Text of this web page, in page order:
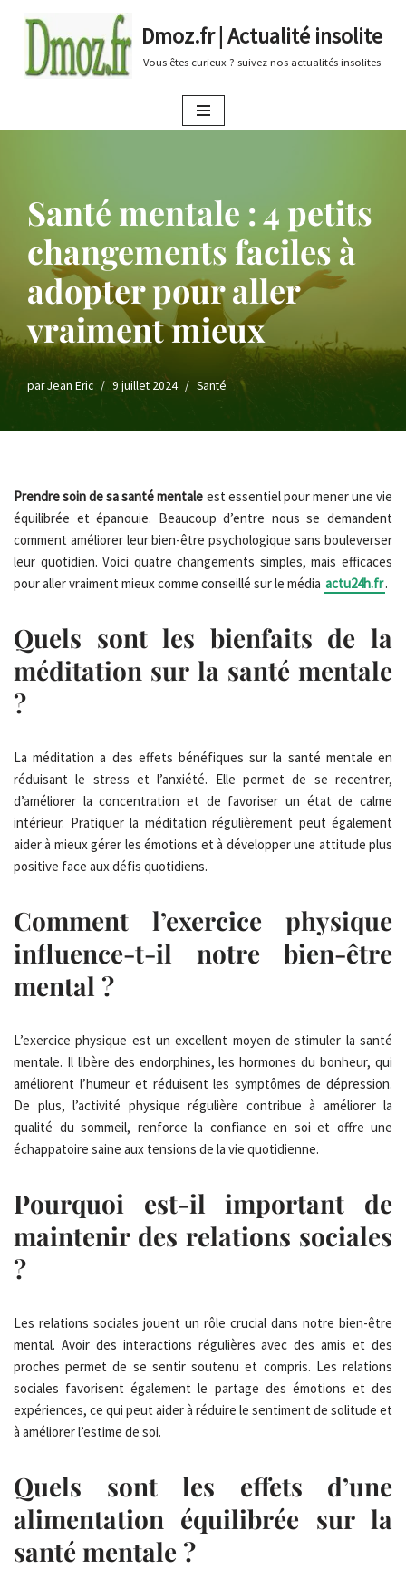
au
Dmoz.fr | Actualité insolite
Vous êtes curieux ? suivez nos actualités insolites
Santé mentale : 4 petits
changements faciles à
adopter pour aller
vraiment mieux
parJean Eric 9 juillet 2024 Santé
Prendre soin de sa santé mentale est essentiel pour mener une vie
équilibrée et épanouie. Beaucoup d’entre nous se demandent
comment améliorer leur bien-être psychologique sans bouleverser
leur quotidien. Voici quatre changements simples, mais efficaces
pour aller vraiment mieux comme conseillé sur le média actu24h.fr.
Quels sont les bienfaits de la
méditation sur la santé mentale
?
La méditation a des effets bénéfiques sur la santé mentale en
réduisant le stress et l’anxiété. Elle permet de se recentrer,
d’améliorer la concentration et de favoriser un état de calme
intérieur. Pratiquer la méditation régulièrement peut également
aider à mieux gérer les émotions et à développer une attitude plus
positive face aux défis quotidiens.
Comment l’exercice physique
influence-t-il notre bien-être
mental ?
L’exercice physique est un excellent moyen de stimuler la santé
mentale. Il libère des endorphines, les hormones du bonheur, qui
améliorent l’humeur et réduisent les symptômes de dépression.
De plus, l’activité physique régulière contribue à améliorer la
qualité du sommeil, renforce la confiance en soi et offre une
échappatoire saine aux tensions de la vie quotidienne.
Pourquoi est-il important de
maintenir des relations sociales
?
Les relations sociales jouent un rôle crucial dans notre bien-être
mental. Avoir des interactions régulières avec des amis et des
proches permet de se sentir soutenu et compris. Les relations
sociales favorisent également le partage des émotions et des
expériences, ce qui peut aider à réduire le sentiment de solitude et
à améliorer l’estime de soi.
Quels sont les effets d’une
alimentation équilibrée sur la
santé mentale ?